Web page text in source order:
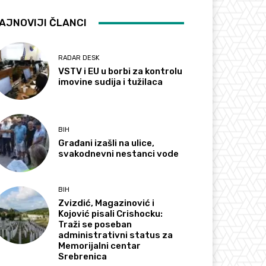
ČLANCI
RADAR DESK
VSTV i EU u borbi za kontrolu
imovine sudija i tužilaca
BIH
Građani izašli na ulice,
svakodnevni nestanci vode
BIH
Zvizdić, Magazinović i
Kojović pisali Crishocku:
Traži se poseban
administrativni status za
Memorijalni centar
Srebrenica